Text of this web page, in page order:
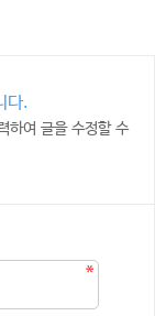
다.
하여 글을 수정할 수